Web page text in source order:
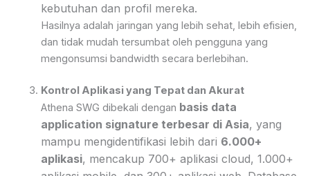
kebutuhan dan profil mereka.
Hasilnya adalah jaringan yang lebih sehat, lebih efisien,
dan tidak mudah tersumbat oleh pengguna yang
mengonsumsi bandwidth secara berlebihan.
Kontrol Aplikasi yang Tepat dan Akurat
Athena SWG dibekali dengan basis data
application signature terbesar di Asia, yang
mampu mengidentifikasi lebih dari 6.000+
aplikasi, mencakup 700+ aplikasi cloud, 1.000+